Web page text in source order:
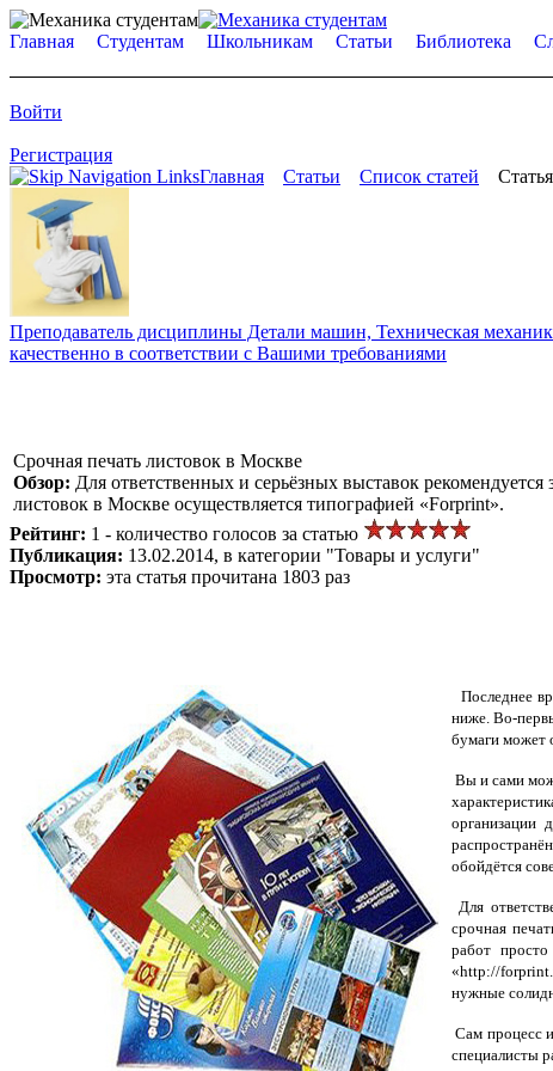
Главная Студентам Школьникам Статьи Библиотека
Войти
Регистрация
Главная
Статьи Список статей Статья
Преподаватель дисциплины Детали машин, Техническая
качественно в соответствии с Вашими требованиями
Срочная печать листовок в Москве
Обзор: Для ответственных и серьёзных выставок
листовок в Москве осуществляется типографией «Forprint».
Рейтинг: 1 - количество голосов за статью
Публикация: 13.02.2014, в категории "Товары и услуги"
Просмотр: эта статья прочитана 1803 раз
Последнее
ниже. Во-
бумаги может
Вы и сами
организации
обойдётся
Для
срочная
работ
«http://
нужные
Сам процесс
специалисты